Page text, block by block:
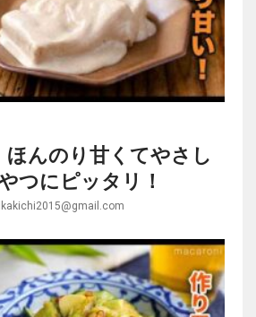
ほんのり甘くてやさし
つにピッタリ！